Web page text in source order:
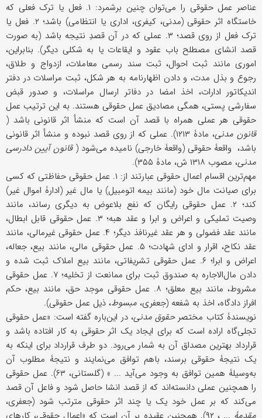
عناصر عمل حقوقی را می‌توان چنین برشمرد: ۱. فعل یا ترک فعلی که
خاستگاه اثر حقوقی (مدنی، کیفری، اداری یا انتظامی) باشد؛ ۲. فعل یا
ترک فعل از روی قصد؛ ۳. عملی که در آن قصدِ نتیجه باشد (به صورت
قصد انشای مصطلح باب عقود و ایقاعات یا به شکلی دیگر). بنابراین،
اموری مانند ثبت احوال، ثبت سند رسمی معاملات، ازدواج و طلاق،
رجوع و بذل مدت، و دادن اظهارنامه به هر شکل، ثبت مراسلات در دفتر
اندیکاتور ادارات، اخذ امضا در دفاتر ارسال مراسلات، و صدور قبض
سفارشی پستی، همگی مصادیق عمل حقوقی هستند. به این ترتیب عمل
حقوقی هر عملی همراه با قصد آن است که منشأ اثر قانونی باشد (
قانون مدنی
، مادۀ ۱۲۱۳). عملی که از روی قصد نبوده و منشأ اثر قانونی
باشد، واقعۀ حقوقی (واقعۀ خارجی) نامیده می‌شود (قانون آیین دادرسی
مدنی، مصوب ۱۳۱۸ ش، مادۀ ۳۵۵).
مهم‌ترین اقسام اعمال حقوقی عبارتند از: ۱. عمل حقوقی حفاظتی که کسی
برای صیانت مال خود (مانند بیمه اتومبیل) یا مال غیر (ادارۀ اموال غیر)
کند؛ ۲. عمل حقوقی رایگان که نفع بلاعوض به دیگری رساند، مانند
وصیت تملیکی و اعراض و ابرا و عقد هبه؛ ۳. عمل حقوقی قابل ابطال،
مانند عقد فضولی و هر عقد غیرنافذ دیگر؛ ۴. عمل حقوقی غیرمالی، مانند
عقد نکاح، اقرار و ادای شهادت؛ ۵. عمل حقوقی مالی، مانند بیع، جعاله،
اعراض و ابرا؛ ۶. عمل حقوقی تشریفاتی، مانند بیع املاک ثبت شده و
دادن مال‌الاجاره به صندوق ثبت برای ممانعت از تخلیه؛ ۷. عمل حقوقی
مشروط، مانند بیع معلق؛ ۸. عمل حقوقی موجد حق، مانند بیع، حکم
افراز دادگاه، اخذ به شفعه (جعفری، مبسوط، ذیل عمل حقوقی).
نویسندۀ کتاب مختصرحقوق مدنی، در این‌باره گفته است: «عمل حقوقی
تجلی‌گاه اراده است که برای ایجاد یک اثر حقوقی به کار افتاده باشد و
قرارداد بهترین مصداق آن به شمار می‌رود. دو طرف قرارداد برای اینکه به
یک نتیجۀ حقوقی برسند، باهم توافق می‌نمایند و نتیجۀ مطلوب آن
به‌وسیلۀ همین توافق به وجود می‌آید ... » (گلستانی، ۶۳). عمل حقوقی
را همچنین عملی دانسته‌اند که از قصد انشا حاصل شود و فاعل آن قصد
می‌کند که بر عمل خود یک یا چند اثر حقوقی مترتب شود (جعفری،